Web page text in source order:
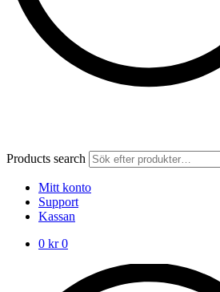
Products search
Mitt konto
Support
Kassan
0 kr 0